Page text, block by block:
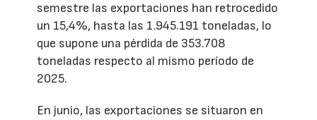
semestre las exportaciones han retrocedido
un 15,4%, hasta las 1.945.191 toneladas, lo
que supone una pérdida de 353.708
toneladas respecto al mismo período de
2025.
En junio, las exportaciones se situaron en